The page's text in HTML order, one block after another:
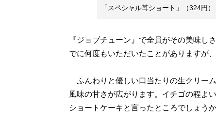
「スペシャル苺ショート」（324円）
『ジョブチューン』で全員がその美味し
でに何度もいただいたことがありますが
ふんわりと優しい口当たりの生クリー
風味の甘さが広がります。イチゴの程よ
ショートケーキと言ったところでしょうか